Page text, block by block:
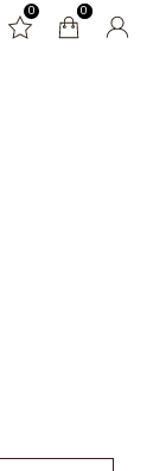
0 0
0